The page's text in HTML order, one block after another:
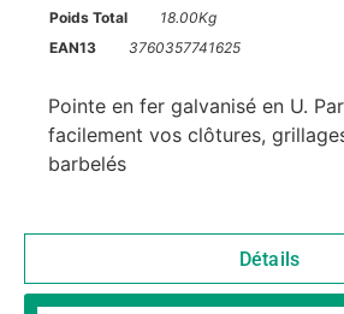
Poids Total
18.00Kg
EAN13
3760357741625
Pointe en fer galvanisé en U.
facilement vos clôtures,
barbelés
Détails